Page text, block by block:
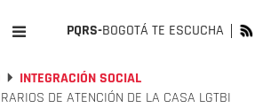
PQRS-BOGOTÁ TE ESCUCHA
INTEGRACIÓN SOCIAL
DE ATENCIÓN DE LA CASA LGTBI